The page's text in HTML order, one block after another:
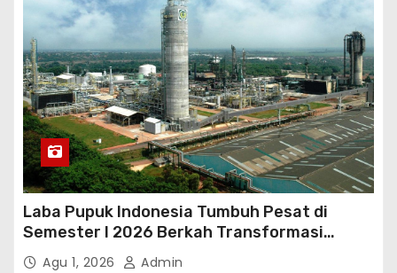
Laba Pupuk Indonesia Tumbuh Pesat di
Semester I 2026 Berkah Transformasi
Danantara
Agu 1, 2026 Admin